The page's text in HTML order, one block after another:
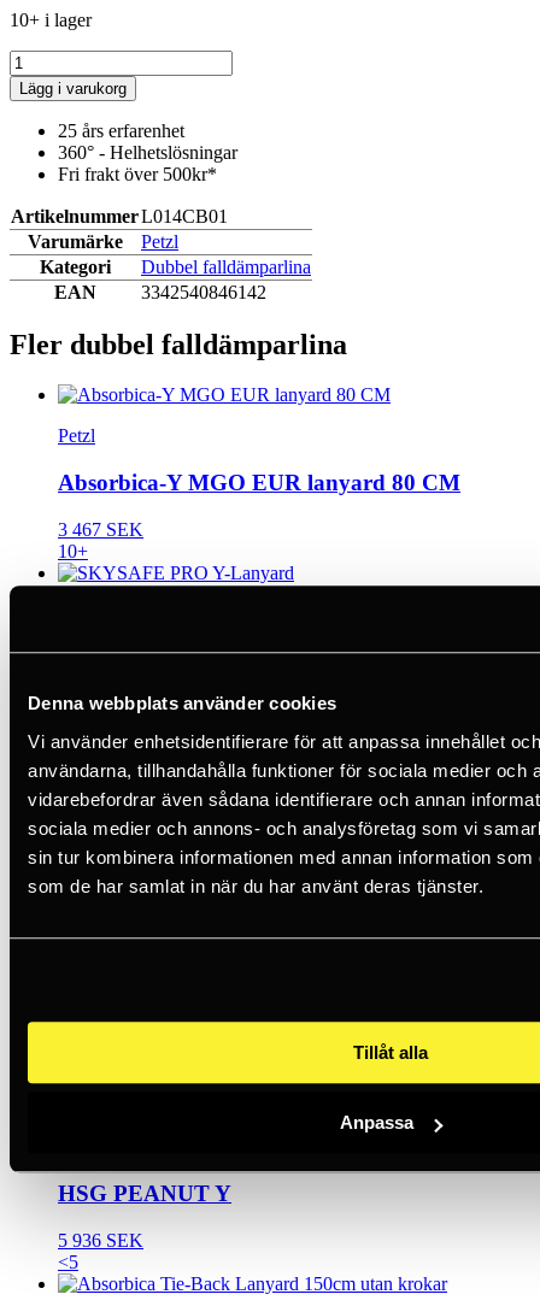
Denna webbplats använder cookies
Vi använder enhetsidentifierare för att anpassa innehållet
användarna, tillhandahålla funktioner för sociala medier och
vidarebefordrar även sådana identifierare och annan
sociala medier och annons- och analysföretag som vi
sin tur kombinera informationen med annan information
som de har samlat in när du har använt deras tjänster.
Tillåt alla
Anpassa
10+ i lager
Lägg i varukorg
25 års erfarenhet
360° - Helhetslösningar
Fri frakt över 500kr*
ArtikelnummerL014CB01
Varumärke
Petzl
Kategori
Dubbel falldämparlina
EAN
3342540846142
Fler dubbel falldämparlina
Petzl
Absorbica-Y MGO EUR lanyard 80 CM
3 467 SEK
10+
SKYSAFE PRO Y-Lanyard
3 867 SEK
Climbing Technology
Flex Abs 140 Combi Y
2 202 SEK
Shockstop-Y 140 Giant 180 CM
5+
HSG PEANUT Y
5 936 SEK
<5